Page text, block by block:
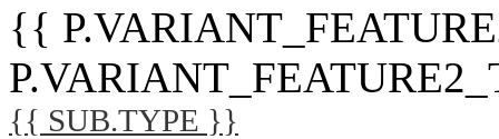
{{
{{ SUB.TYPE }}